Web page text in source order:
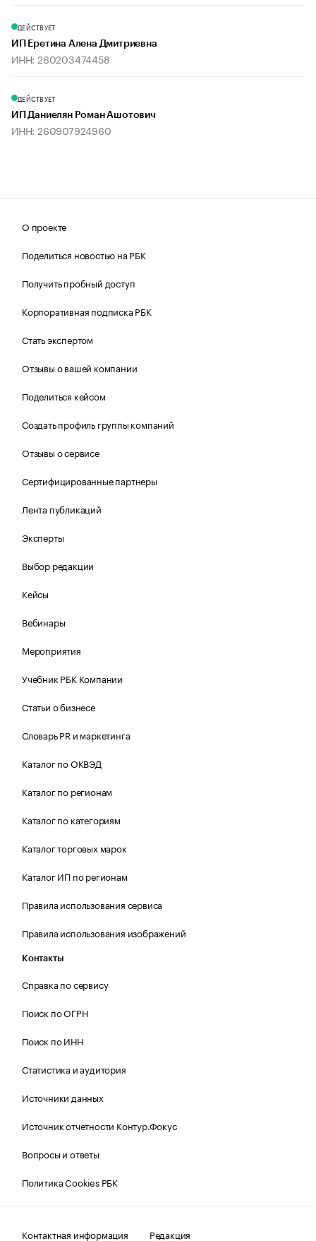
ДЕЙСТВУЕТ
ИП Еретина Алена Дмитриевна
ИНН: 260203474458
ДЕЙСТВУЕТ
ИП Даниелян Роман Ашотович
ИНН: 260907924960
О проекте
Поделиться новостью на РБК
Получить пробный доступ
Корпоративная подписка РБК
Стать экспертом
Отзывы о вашей компании
Поделиться кейсом
Создать профиль группы компаний
Отзывы о сервисе
Сертифицированные партнеры
Лента публикаций
Эксперты
Выбор редакции
Кейсы
Вебинары
Мероприятия
Учебник РБК Компании
Статьи о бизнесе
Словарь PR и маркетинга
Каталог по ОКВЭД
Каталог по регионам
Каталог по категориям
Каталог торговых марок
Каталог ИП по регионам
Правила использования сервиса
Правила использования изображений
Контакты
Справка по сервису
Поиск по ОГРН
Поиск по ИНН
Статистика и аудитория
Источники данных
Источник отчетности Контур.Фокус
Вопросы и ответы
Политика Cookies РБК
Контактная информация Редакция